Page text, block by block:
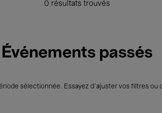
0 résultats trouvés
Événements passés
sélectionnée. Essayez d’ajuster vos filtres ou